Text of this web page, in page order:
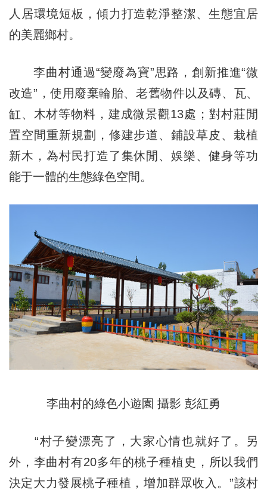
人居環境短板，傾力打造乾淨整潔、生態宜居
的美麗鄉村。
李曲村通過“變廢為寶”思路，創新推進“微
改造”，使用廢棄輪胎、老舊物件以及磚、瓦、
缸、木材等物料，建成微景觀13處；對村莊閒
置空間重新規劃，修建步道、鋪設草皮、栽植
新木，為村民打造了集休閒、娛樂、健身等功
能于一體的生態綠色空間。
李曲村的綠色小遊園 攝影 彭紅勇
“村子變漂亮了，大家心情也就好了。另
外，李曲村有20多年的桃子種植史，所以我們
決定大力發展桃子種植，增加群眾收入。”該村